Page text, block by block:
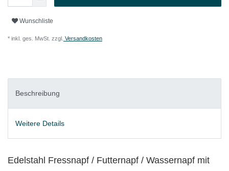
Wunschliste
* inkl. ges. MwSt. zzgl. Versandkosten
Beschreibung
Weitere Details
Edelstahl Fressnapf / Futternapf / Wassernapf mit